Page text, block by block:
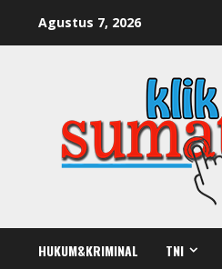
Agustus 7, 2026
HUKUM&KRIMINAL TNI